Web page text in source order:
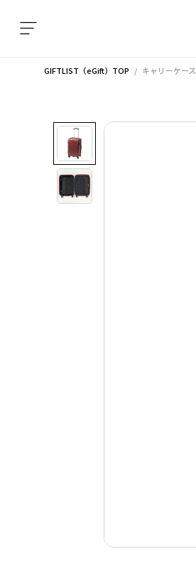
GIFTLIST（eGift）TOP キャリーケース